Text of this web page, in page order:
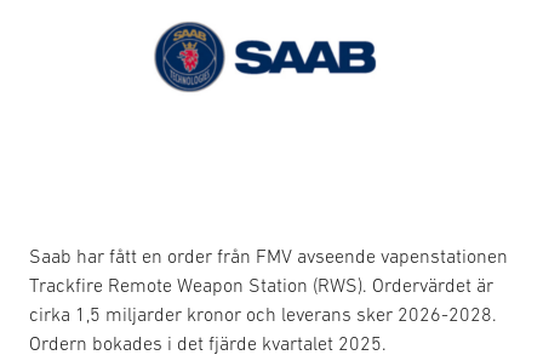
Saab har fått en order från FMV avseende vapenstationen
Trackfire Remote Weapon Station (RWS). Ordervärdet är
cirka 1,5 miljarder kronor och leverans sker 2026-2028.
Ordern bokades i det fjärde kvartalet 2025.